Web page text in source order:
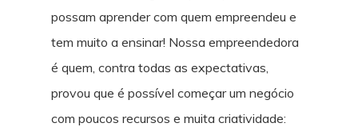
possam aprender com quem empreendeu e
tem muito a ensinar! Nossa empreendedora
é quem, contra todas as expectativas,
provou que é possível começar um negócio
com poucos recursos e muita criatividade: